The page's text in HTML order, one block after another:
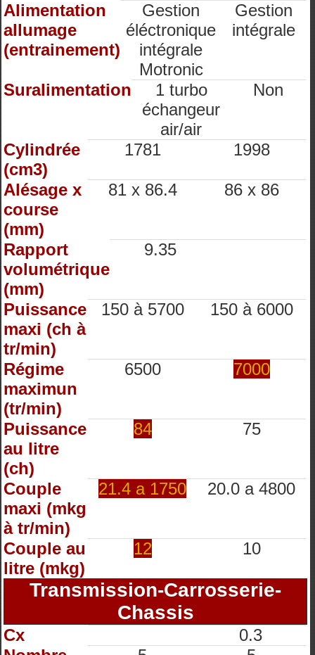
Alimentation
allumage
(entrainement)
Gestion
éléctronique
intégrale
Motronic
Gestion
intégrale
Suralimentation
1 turbo
échangeur
air/air
Non
Cylindrée
(cm3)
1781 1998
Alésage x
course
(mm)
81 x 86.4 86 x 86
Rapport
volumétrique
(mm)
9.35
Puissance
maxi (ch à
tr/min)
150 à 5700 150 à 6000
Régime
maximun
(tr/min)
6500 7000
Puissance
au litre
(ch)
84 75
Couple
maxi (mkg
à tr/min)
21.4 a 1750 20.0 a 4800
Couple au
litre (mkg)
12 10
Transmission-Carrosserie-
Chassis
Cx
0.3